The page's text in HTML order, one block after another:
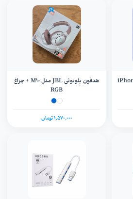
هدفون بلوتوثی JBL مدل M10 + چراغ
RGB
1,570,000 تومان